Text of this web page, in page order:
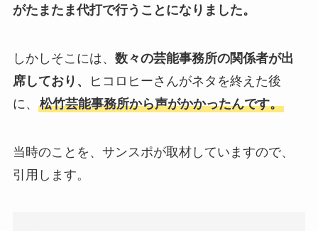
がたまたま代打で行うことになりました。
しかしそこには、 数々の芸能事務所の関係者が出
席しており、
ヒコロヒーさんがネタを終えた後
に、 松竹芸能事務所から声がかかったんです。
当時のことを、サンスポが取材していますので、
引用します。